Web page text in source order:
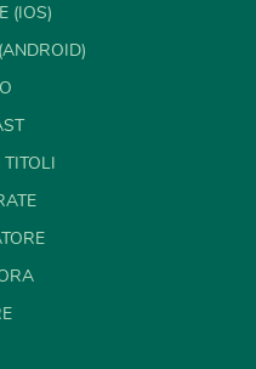
(IOS)